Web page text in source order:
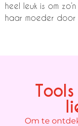
heel leuk is om
haar moeder
Om te